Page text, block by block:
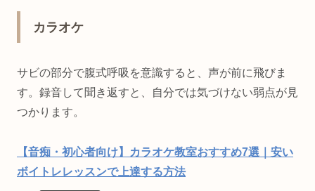
カラオケ
サビの部分で腹式呼吸を意識すると、声が前に飛びま
す。録音して聞き返すと、自分では気づけない弱点が見
つかります。
【音痴・初心者向け】カラオケ教室おすすめ7選｜安い
ボイトレレッスンで上達する方法